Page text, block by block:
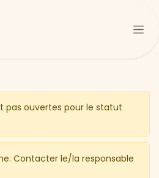
pas ouvertes pour le statut
Contacter le/la responsable